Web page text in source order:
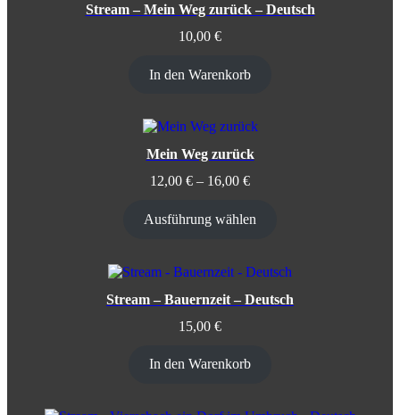
Stream – Mein Weg zurück – Deutsch
10,00 €
In den Warenkorb
Mein Weg zurück
12,00 € – 16,00 €
Ausführung wählen
Stream – Bauernzeit – Deutsch
15,00 €
In den Warenkorb